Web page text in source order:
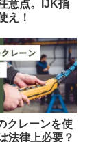
意点。IJK指
え！
クレーンを使
法律上必要？